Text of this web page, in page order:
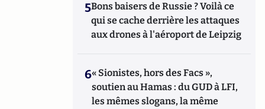
5Bons baisers de Russie ? Voilà ce
qui se cache derrière les attaques
aux drones à l'aéroport de Leipzig
6« Sionistes, hors des Facs »,
soutien au Hamas : du GUD à LFI,
les mêmes slogans, la même